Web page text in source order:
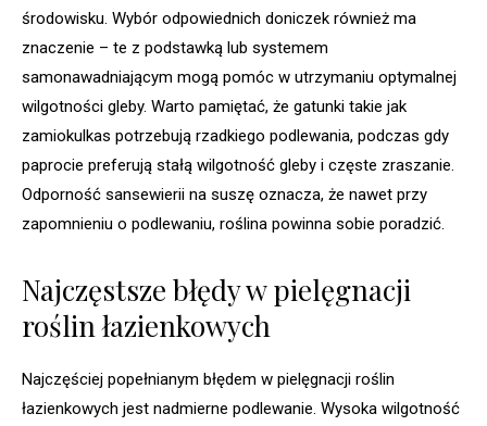
środowisku. Wybór odpowiednich doniczek również ma
znaczenie – te z podstawką lub systemem
samonawadniającym mogą pomóc w utrzymaniu optymalnej
wilgotności gleby. Warto pamiętać, że gatunki takie jak
zamiokulkas potrzebują rzadkiego podlewania, podczas gdy
paprocie preferują stałą wilgotność gleby i częste zraszanie.
Odporność sansewierii na suszę oznacza, że nawet przy
zapomnieniu o podlewaniu, roślina powinna sobie poradzić.
Najczęstsze błędy w pielęgnacji
roślin łazienkowych
Najczęściej popełnianym błędem w pielęgnacji roślin
łazienkowych jest nadmierne podlewanie. Wysoka wilgotność